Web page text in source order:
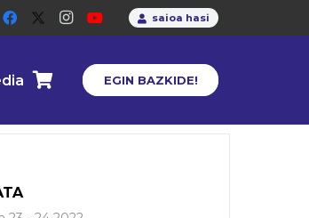
saioa hasi
EGIN BAZKIDE!